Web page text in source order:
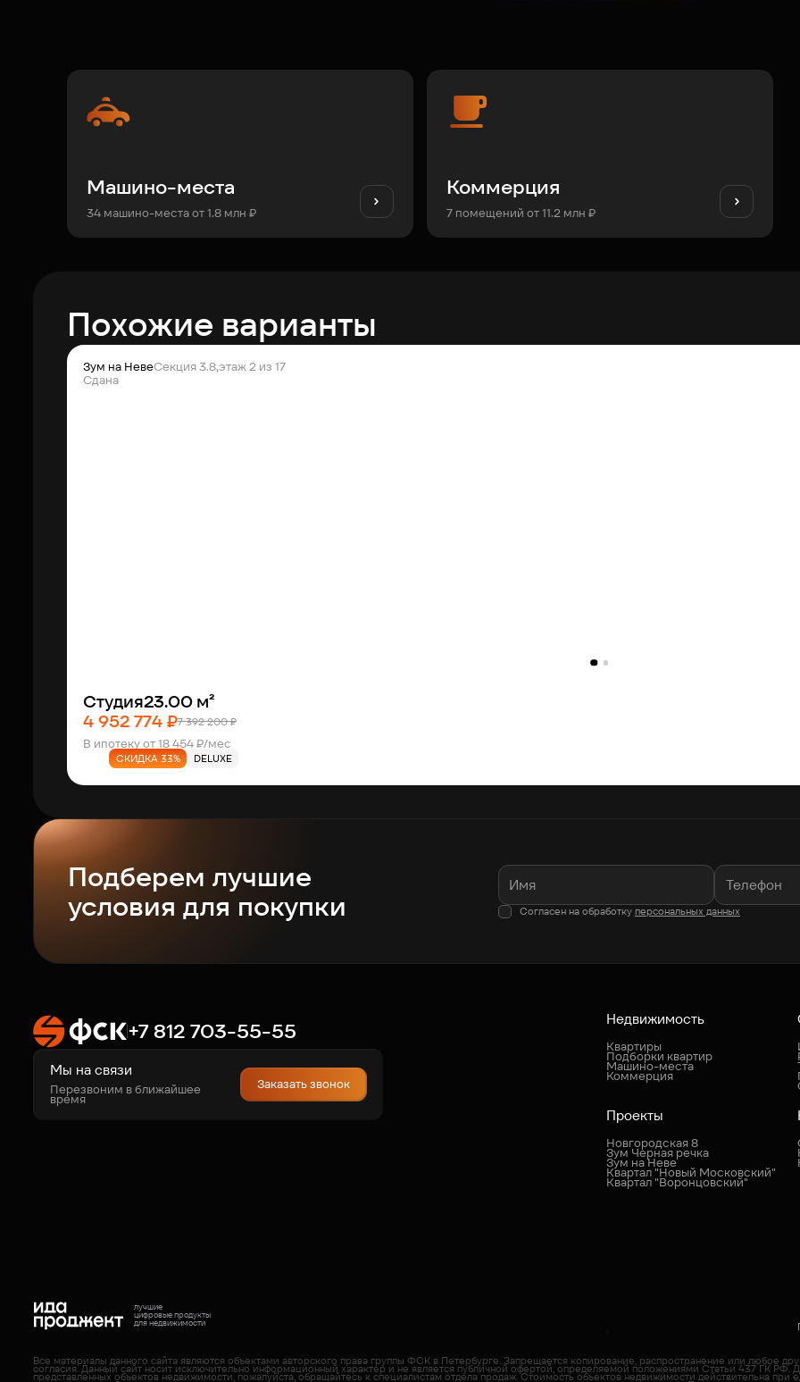
Машино-места
34 машино-места от 1.8 млн ₽
Коммерция
7 помещений от 11.2 млн ₽
Похожие варианты
Зум на НевеСекция 3.8,этаж 2 из 17
Сдана
Студия23.00 м²
4 952 774 ₽7 392 200 ₽
В ипотеку от 18 454 ₽/мес
СКИДКА 33% DELUXE
Подберем лучшие
условия для покупки
Согласен на обработкуперсональных данных
+7 812 703-55-55
Мы на связи
Перезвоним в ближайшее
время
Заказать звонок
Недвижимость
Квартиры
Подборки квартир
Машино-места
Коммерция
Проекты
Новгородская 8
Зум Черная речка
Зум на Неве
Квартал "Новый Московский"
Квартал "Воронцовский"
лучшие
цифровые продукты
для недвижимости
Все материалы данного сайта являются объектами авторского права группы ФСК в Петербурге. Запрещается копирование, распространение или любое
согласия. Данный сайт носит исключительно информационный характер и не является публичной офертой, определяемой положениями Статьи 437 ГК РФ.
представленных объектов недвижимости, пожалуйста, обращайтесь к специалистам отдела продаж. Cтоимость объектов недвижимости действительна